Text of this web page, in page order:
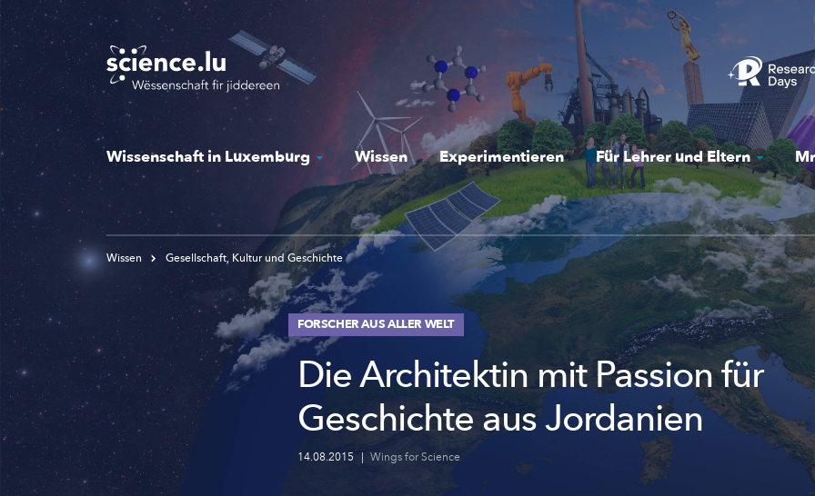
Skip
to
main
content
Wissenschaft in Luxemburg Wissen Experimentieren Für Lehrer und Eltern
Wissen Gesellschaft, Kultur und Geschichte
FORSCHER AUS ALLER WELT
Die Architektin mit Passion für
Geschichte aus Jordanien
14.08.2015 | Wings for Science